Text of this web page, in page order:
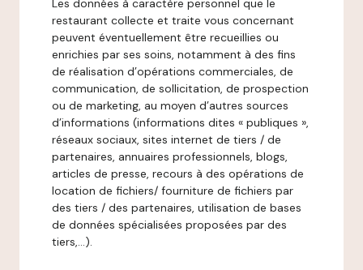
Les données à caractère personnel que le
restaurant collecte et traite vous concernant
peuvent éventuellement être recueillies ou
enrichies par ses soins, notamment à des fins
de réalisation d’opérations commerciales, de
communication, de sollicitation, de prospection
ou de marketing, au moyen d’autres sources
d’informations (informations dites « publiques »,
réseaux sociaux, sites internet de tiers / de
partenaires, annuaires professionnels, blogs,
articles de presse, recours à des opérations de
location de fichiers/ fourniture de fichiers par
des tiers / des partenaires, utilisation de bases
de données spécialisées proposées par des
tiers,…).